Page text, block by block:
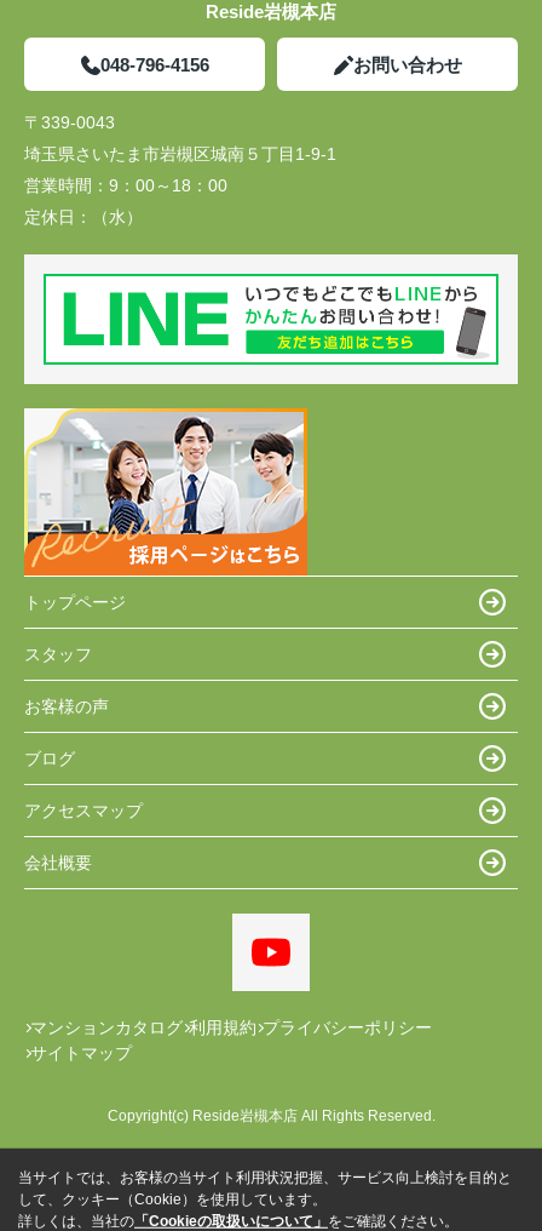
Reside岩槻本店
048-796-4156 お問い合わせ
〒339-0043
埼玉県さいたま市岩槻区城南５丁目1-9-1
営業時間： 9：00～18：00
定休日：
（水）
トップページ
スタッフ
お客様の声
ブログ
アクセスマップ
会社概要
マンションカタログ 利用規約 プライバシーポリシー
サイトマップ
Copyright(c) Reside岩槻本店 All Rights Reserved.
当サイトでは、お客様の当サイト利用状況把握、サービス向上検討を目的と
して、クッキー（Cookie）を使用しています。
詳しくは、当社の 「Cookieの取扱いについて」 をご確認ください。